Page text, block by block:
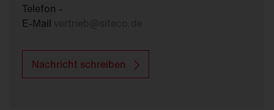
Telefon -
E-Mail
Nachricht schreiben